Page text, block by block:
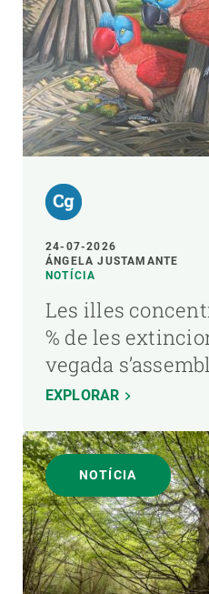
24-07-2026
ÁNGELA JUSTAMANTE
NOTÍCIA
Les illes
% de les
vegada
EXPLORAR
NOTÍCIA